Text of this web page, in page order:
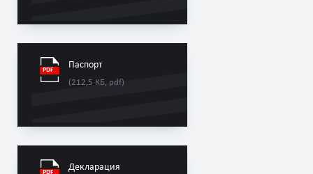
Паспорт
(212,5 КБ, pdf)
Декларация